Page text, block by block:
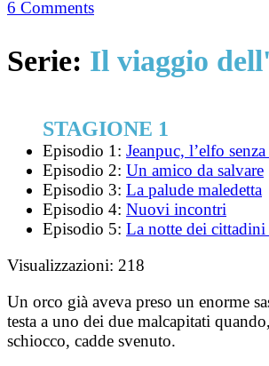
6 Comments
Serie: Il viaggio
STAGIONE 1
Episodio 1: Jeanpuc, l’elfo
Episodio 2: Un amico da salvare
Episodio 3: La palude maledetta
Episodio 4: Nuovi incontri
Episodio 5: La notte dei cittadini
Visualizzazioni: 218
Un orco già aveva preso un enorme
testa a uno dei due malcapitati
schiocco, cadde svenuto.